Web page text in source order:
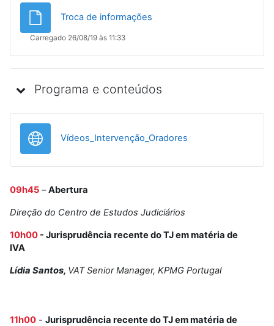
Troca de informações
Carregado 26/08/19 às 11:33
Programa e conteúdos
Vídeos_Intervenção_Oradores
09h45 –Abertura
Direção do Centro de Estudos Judiciários
10h00 - Jurisprudência recente do TJ em matéria de
IVA
Lídia Santos, VAT Senior Manager, KPMG Portugal
11h00 - Jurisprudência recente do TJ em matéria de